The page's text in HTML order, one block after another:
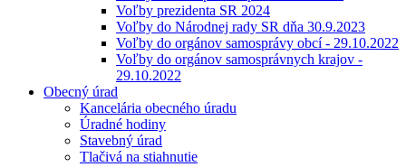
Voľby prezidenta SR 2024
Voľby do Národnej rady SR dňa 30.9.2023
Voľby do orgánov samosprávy obcí - 29.10.2022
Voľby do orgánov samosprávnych krajov -
29.10.2022
Obecný úrad
Kancelária obecného úradu
Úradné hodiny
Stavebný úrad
Tlačivá na stiahnutie